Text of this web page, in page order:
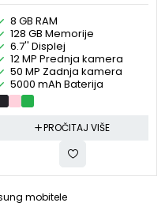
mobitele
8 GB RAM
128 GB Memorije
6.7'' Displej
12 MP Prednja kamera
50 MP Zadnja kamera
5000 mAh Baterija
PROČITAJ VIŠE